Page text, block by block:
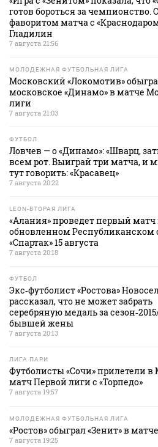
готов бороться за чемпионство.
фаворитом матча с
Гладилин
7 августа 21:56
МОЛОДЕЖНАЯ ФУТБОЛЬНАЯ ЛИГА
Московский «Локомотив»
московское «Динамо» в матче
лиги
7 августа 21:03
ФУТБОЛ
Ловчев — о «Динамо»: «Шварц,
всем рот. Выиграй три матча, и
тут говорить: «Красавец»
7 августа 20:22
LEON-ВТОРАЯ ЛИГА
«Алания» проведет первый матч
обновленном Республиканском
«Спартак» 15 августа
7 августа 20:18
ФУТБОЛ
Экс‑футболист «Ростова»
рассказал, что не может забрать
серебряную медаль за
бывшей жены
7 августа 20:13
ЛИГА ПАРИ
Футболисты «Сочи» прилетели в
матч Первой лиги с «Торпедо»
7 августа 19:57
МОЛОДЕЖНАЯ ФУТБОЛЬНАЯ ЛИГА
«Ростов» обыграл «Зенит» в
7 августа 19:25